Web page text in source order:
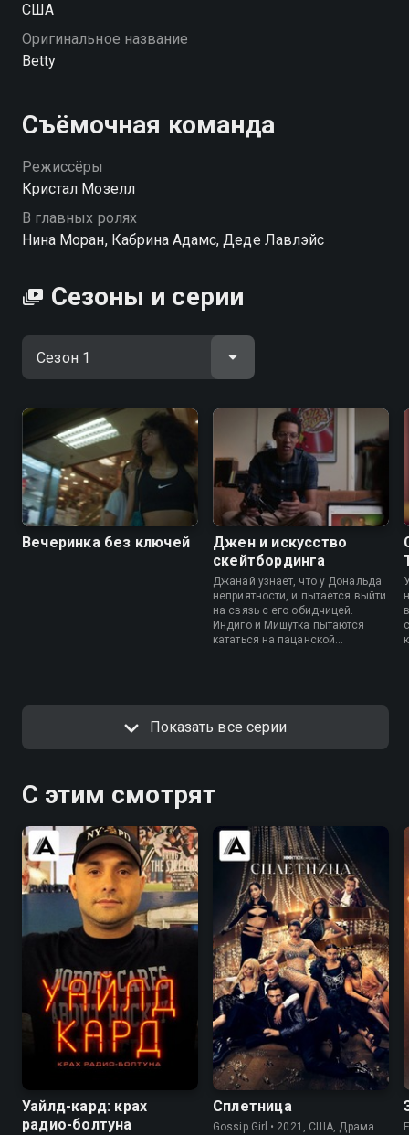
США
Оригинальное название
Betty
Съёмочная команда
Режиссёры
Кристал Мозелл
В главных ролях
Нина Моран, Кабрина Адамс, Деде Лавлэйс
Сезоны и серии
Вечеринка без ключей
Джен и искусство
скейтбординга
Джанай узнает, что у Дональда
неприятности, и пытается выйти
на связь с его обидчицей.
Индиго и Мишутка пытаются
кататься на пацанской
Показать все серии
С этим смотрят
6.2
Уайлд-кард: крах
радио-болтуна
6.6 5.4
Сплетница
Gossip Girl • 2021, США, Драма